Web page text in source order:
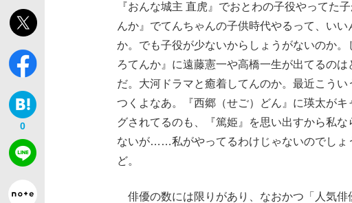
「敗因分析は一切聞かれなかった」侍ジャパン選手が
キングの誕生を、目撃せよ。
the Style
0
『おんな城主 直虎』でおとわの子役やってた
んか』でてんちゃんの子供時代やるって、いい
か。でも子役が少ないからしょうがないのか。
ろてんか』に遠藤憲一や高橋一生が出てるのは
だ。大河ドラマと癒着してんのか。最近こうい
つくよなあ。『西郷（せご）どん』に瑛太がキ
グされてるのも、『篤姫』を思い出すから私な
ないが……私がやってるわけじゃないのでしょ
ど。
俳優の数には限りがあり、なおかつ「人気俳